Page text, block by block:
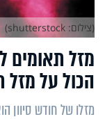
מזל תאומים
הכול על מזל
מזלו של חודש סיוון
(צילום: shutterstock)